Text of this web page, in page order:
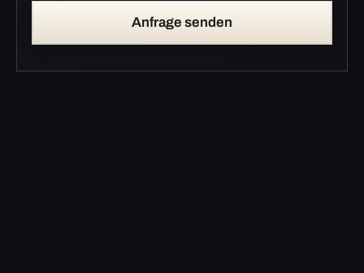
Anfrage senden